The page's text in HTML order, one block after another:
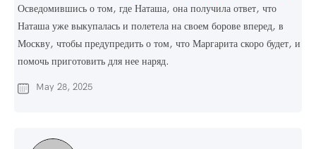
Осведомившись о том, где Наташа, она получила ответ, что
Наташа уже выкупалась и полетела на своем борове вперед, в
Москву, чтобы предупредить о том, что Маргарита скоро будет, и
помочь приготовить для нее наряд.
May 28, 2025